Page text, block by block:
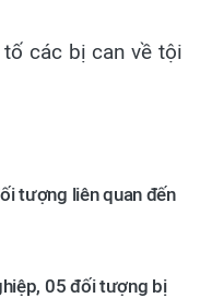
các bị can về tội
tượng liên quan đến
05 đối tượng bị